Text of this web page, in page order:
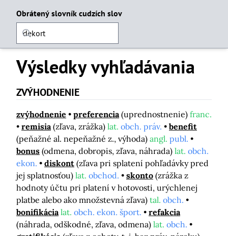
Obrátený slovník cudzích slov
Výsledky vyhľadávania
ZVÝHODNENIE
zvýhodnenie preferencia (uprednostnenie) franc.
remisia (zľava, zrážka) lat. obch. práv.
benefit
(peňažné al. nepeňažné z., výhoda) angl. publ.
bonus (odmena, dobropis, zľava, náhrada) lat. obch.
ekon.
diskont (zľava pri splatení pohľadávky pred
jej splatnosťou) lat. obchod. skonto (zrážka z
hodnoty účtu pri platení v hotovosti, urýchlenej
platbe alebo ako množstevná zľava) tal. obch.
bonifikácia lat. obch. ekon. šport.
refakcia
(náhrada, odškodné, zľava, odmena) lat. obch.